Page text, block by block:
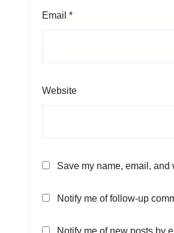
Email *
Website
Save my name, email, and
Notify me of follow-up
Notify me of new posts by